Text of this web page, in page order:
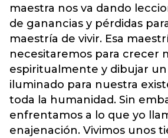
maestra nos va dando
de ganancias y pérdidas
maestría de vivir. Esa
necesitaremos para crecer
espiritualmente y dibujar
iluminado para nuestra
toda la humanidad. Sin
enfrentamos a lo que yo
enajenación. Vivimos unos